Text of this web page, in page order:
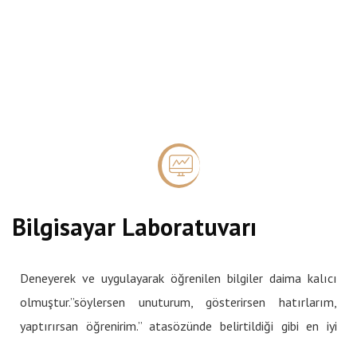
Bilgisayar Laboratuvarı
Deneyerek ve uygulayarak öğrenilen bilgiler daima kalıcı
olmuştur.”söylersen unuturum, gösterirsen hatırlarım,
yaptırırsan öğrenirim.” atasözünde belirtildiği gibi en iyi